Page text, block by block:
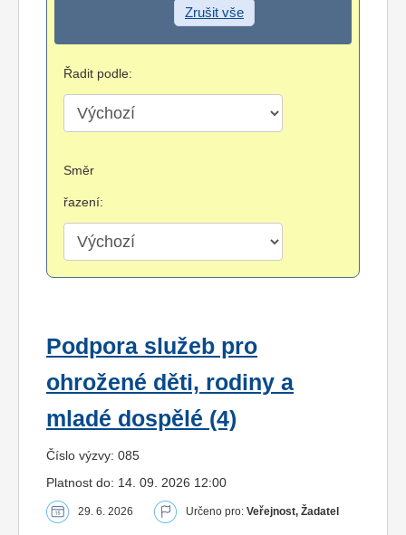
Zrušit vše
Řadit podle:
Směr
řazení:
Podpora služeb pro
ohrožené děti, rodiny a
mladé dospělé (4)
Číslo výzvy: 085
Platnost do: 14. 09. 2026 12:00
29. 6. 2026 Určeno pro: Veřejnost, Žadatel